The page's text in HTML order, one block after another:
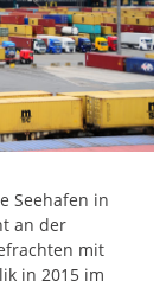
Seehafen in
an der
mit
in 2015 im